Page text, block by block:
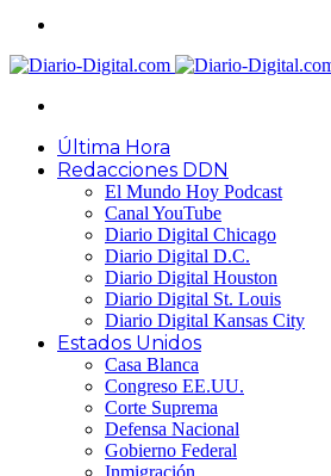
Última Hora
Redacciones DDN
El Mundo Hoy Podcast
Canal YouTube
Diario Digital Chicago
Diario Digital D.C.
Diario Digital Houston
Diario Digital St. Louis
Diario Digital Kansas City
Estados Unidos
Casa Blanca
Congreso EE.UU.
Corte Suprema
Defensa Nacional
Gobierno Federal
Inmigración